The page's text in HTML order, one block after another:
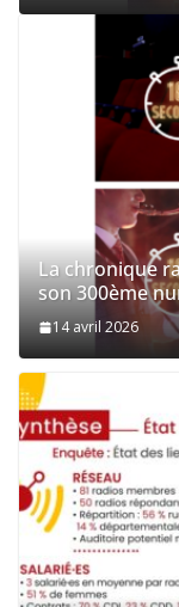
La chronique
son 300ème
14 avril 2026